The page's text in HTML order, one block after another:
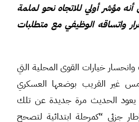
أنه مؤشر أولي للاتجاه نحو لملمة
واتساقه الوظيفي مع متطلبات
خيارات القوى المحلية التي
غير القريب بوضعها العسكري
يعود الحديث مرة جديدة عن تلك
جزئي “كمرحلة ابتدائية لتصحح